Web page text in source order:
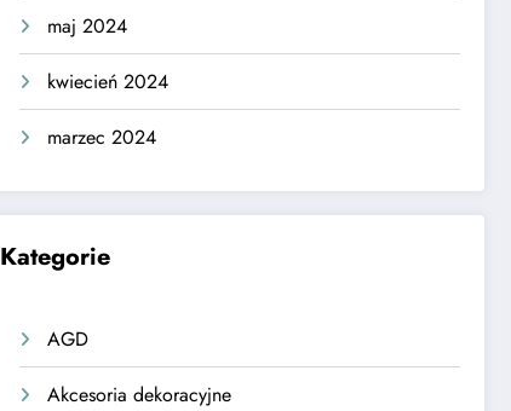
maj 2024
kwiecień 2024
marzec 2024
Kategorie
AGD
Akcesoria dekoracyjne